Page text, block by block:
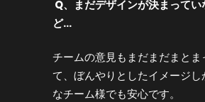
Q、まだデザインが決まって
ど…
チームの意見もまだまだまとま
て、ぼんやりとしたイメージし
なチーム様でも安心です。